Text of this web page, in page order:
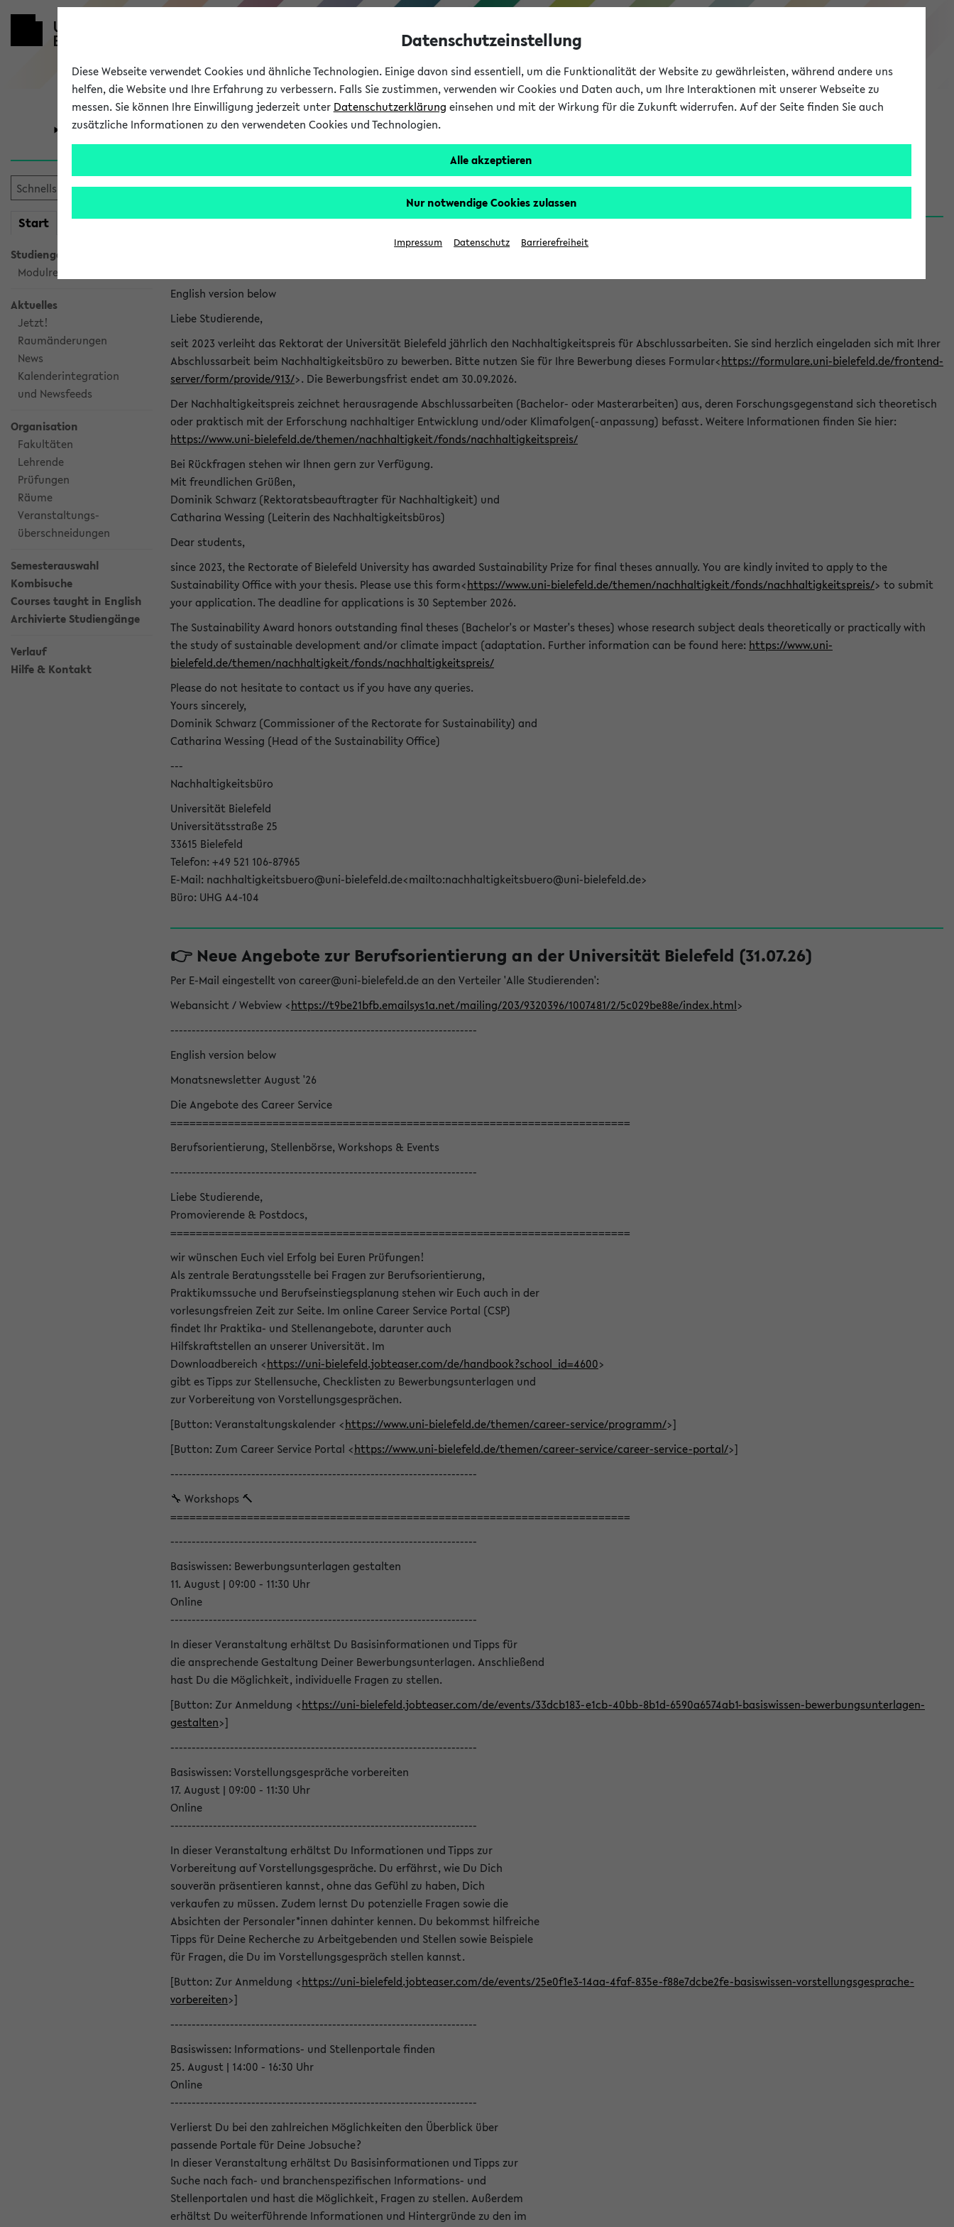
eKVV
Universität Forschung Studium
Start meineKVV
Studiengangsauswahl
Modulrecherche
Aktuelles
Jetzt!
Raumänderungen
News
Kalenderintegration
und Newsfeeds
Organisation
Fakultäten
Lehrende
Prüfungen
Räume
Veranstaltungs-
überschneidungen
Semesterauswahl
Kombisuche
Courses taught in English
Archivierte Studiengänge
Verlauf
Hilfe & Kontakt
eKVV News
Nachhaltigkeitspreis 2026: Bewerbungsphase gestartet (06.08.26)
English version below
Liebe Studierende,
seit 2023 verleiht das Rektorat der Universität Bielefeld jährlich den Nachhaltigkeitspreis für Abschlussarbeiten. Sie sind herzlich eingeladen sich mit Ihrer
Abschlussarbeit beim Nachhaltigkeitsbüro zu bewerben. Bitte nutzen Sie für Ihre Bewerbung dieses Formular<https://formulare.uni-bielefeld.de/frontend-
server/form/provide/913/>. Die Bewerbungsfrist endet am 30.09.2026.
Der Nachhaltigkeitspreis zeichnet herausragende Abschlussarbeiten (Bachelor- oder Masterarbeiten) aus, deren Forschungsgegenstand sich theoretisch
oder praktisch mit der Erforschung nachhaltiger Entwicklung und/oder Klimafolgen(-anpassung) befasst. Weitere Informationen finden Sie hier:
https://www.uni-bielefeld.de/themen/nachhaltigkeit/fonds/nachhaltigkeitspreis/
Bei Rückfragen stehen wir Ihnen gern zur Verfügung.
Mit freundlichen Grüßen,
Dominik Schwarz (Rektoratsbeauftragter für Nachhaltigkeit) und
Catharina Wessing (Leiterin des Nachhaltigkeitsbüros)
Dear students,
since 2023, the Rectorate of Bielefeld University has awarded Sustainability Prize for final theses annually. You are kindly invited to apply to the
Sustainability Office with your thesis. Please use this form<https://www.uni-bielefeld.de/themen/nachhaltigkeit/fonds/nachhaltigkeitspreis/> to submit
your application. The deadline for applications is 30 September 2026.
The Sustainability Award honors outstanding final theses (Bachelor's or Master's theses) whose research subject deals theoretically or practically with
the study of sustainable development and/or climate impact (adaptation. Further information can be found here: https://www.uni-
bielefeld.de/themen/nachhaltigkeit/fonds/nachhaltigkeitspreis/
Please do not hesitate to contact us if you have any queries.
Yours sincerely,
Dominik Schwarz (Commissioner of the Rectorate for Sustainability) and
Catharina Wessing (Head of the Sustainability Office)
---
Nachhaltigkeitsbüro
Universität Bielefeld
Universitätsstraße 25
33615 Bielefeld
Telefon: +49 521 106-87965
E-Mail: nachhaltigkeitsbuero@uni-bielefeld.de<mailto:nachhaltigkeitsbuero@uni-bielefeld.de>
Büro: UHG A4-104
👉 Neue Angebote zur Berufsorientierung an der Universität Bielefeld (31.07.26)
Per E-Mail eingestellt von career@uni-bielefeld.de an den Verteiler 'Alle Studierenden':
Webansicht / Webview <https://t9be21bfb.emailsys1a.net/mailing/203/9320396/1007481/2/5c029be88e/index.html>
------------------------------------------------------------------------
English version below
Monatsnewsletter August '26
Die Angebote des Career Service
========================================================================
Berufsorientierung, Stellenbörse, Workshops & Events
------------------------------------------------------------------------
Liebe Studierende,
Promovierende & Postdocs,
========================================================================
wir wünschen Euch viel Erfolg bei Euren Prüfungen!
Als zentrale Beratungsstelle bei Fragen zur Berufsorientierung,
Praktikumssuche und Berufseinstiegsplanung stehen wir Euch auch in der
vorlesungsfreien Zeit zur Seite. Im online Career Service Portal (CSP)
findet Ihr Praktika- und Stellenangebote, darunter auch
Hilfskraftstellen an unserer Universität. Im
Downloadbereich <https://uni-bielefeld.jobteaser.com/de/handbook?school_id=4600>
gibt es Tipps zur Stellensuche, Checklisten zu Bewerbungsunterlagen und
zur Vorbereitung von Vorstellungsgesprächen.
[Button: Veranstaltungskalender <https://www.uni-bielefeld.de/themen/career-service/programm/>]
[Button: Zum Career Service Portal <https://www.uni-bielefeld.de/themen/career-service/career-service-portal/>]
------------------------------------------------------------------------
🔧 Workshops 🔨
========================================================================
------------------------------------------------------------------------
Basiswissen: Bewerbungsunterlagen gestalten
11. August | 09:00 - 11:30 Uhr
Online
------------------------------------------------------------------------
In dieser Veranstaltung erhältst Du Basisinformationen und Tipps für
die ansprechende Gestaltung Deiner Bewerbungsunterlagen. Anschließend
hast Du die Möglichkeit, individuelle Fragen zu stellen.
[Button: Zur Anmeldung <https://uni-bielefeld.jobteaser.com/de/events/33dcb183-e1cb-40bb-8b1d-6590a6574ab1-basiswissen-bewerbungsunterlagen-
gestalten>]
------------------------------------------------------------------------
Basiswissen: Vorstellungsgespräche vorbereiten
17. August | 09:00 - 11:30 Uhr
Online
------------------------------------------------------------------------
In dieser Veranstaltung erhältst Du Informationen und Tipps zur
Vorbereitung auf Vorstellungsgespräche. Du erfährst, wie Du Dich
souverän präsentieren kannst, ohne das Gefühl zu haben, Dich
verkaufen zu müssen. Zudem lernst Du potenzielle Fragen sowie die
Absichten der Personaler*innen dahinter kennen. Du bekommst hilfreiche
Tipps für Deine Recherche zu Arbeitgebenden und Stellen sowie Beispiele
für Fragen, die Du im Vorstellungsgespräch stellen kannst.
[Button: Zur Anmeldung <https://uni-bielefeld.jobteaser.com/de/events/25e0f1e3-14aa-4faf-835e-f88e7dcbe2fe-basiswissen-vorstellungsgesprache-
vorbereiten>]
------------------------------------------------------------------------
Basiswissen: Informations- und Stellenportale finden
25. August | 14:00 - 16:30 Uhr
Online
------------------------------------------------------------------------
Verlierst Du bei den zahlreichen Möglichkeiten den Überblick über
passende Portale für Deine Jobsuche?
In dieser Veranstaltung erhältst Du Basisinformationen und Tipps zur
Suche nach fach- und branchenspezifischen Informations- und
Stellenportalen und hast die Möglichkeit, Fragen zu stellen. Außerdem
erhältst Du weiterführende Informationen und Hintergründe zu den im
Datenschutzeinstellung
Diese Webseite verwendet Cookies und ähnliche Technologien. Einige davon sind essentiell, um die Funktionalität der Website zu gewährleisten, während andere uns
helfen, die Website und Ihre Erfahrung zu verbessern. Falls Sie zustimmen, verwenden wir Cookies und Daten auch, um Ihre Interaktionen mit unserer Webseite zu
messen. Sie können Ihre Einwilligung jederzeit unter Datenschutzerklärung einsehen und mit der Wirkung für die Zukunft widerrufen. Auf der Seite finden Sie auch
zusätzliche Informationen zu den verwendeten Cookies und Technologien.
Alle akzeptieren
Nur notwendige Cookies zulassen
Impressum Datenschutz Barrierefreiheit